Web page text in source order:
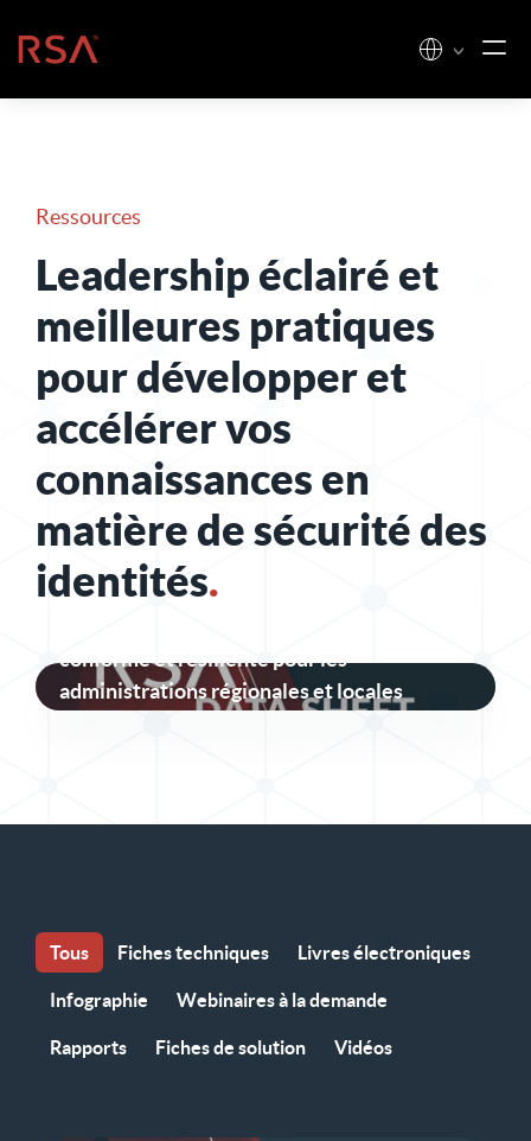
Accueil
Ressources
Leadership éclairé et
meilleures pratiques
pour développer et
accélérer vos
connaissances en
matière de sécurité des
identités.
conforme et résiliente pour les
administrations régionales et locales
Tous Fiches techniques Livres électroniques
Infographie Webinaires à la demande
Rapports Fiches de solution Vidéos